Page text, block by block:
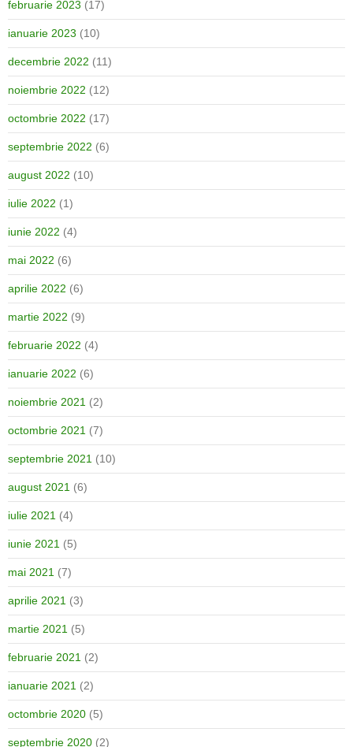
februarie 2023 (17)
ianuarie 2023 (10)
decembrie 2022 (11)
noiembrie 2022 (12)
octombrie 2022 (17)
septembrie 2022 (6)
august 2022 (10)
iulie 2022 (1)
iunie 2022 (4)
mai 2022 (6)
aprilie 2022 (6)
martie 2022 (9)
februarie 2022 (4)
ianuarie 2022 (6)
noiembrie 2021 (2)
octombrie 2021 (7)
septembrie 2021 (10)
august 2021 (6)
iulie 2021 (4)
iunie 2021 (5)
mai 2021 (7)
aprilie 2021 (3)
martie 2021 (5)
februarie 2021 (2)
ianuarie 2021 (2)
octombrie 2020 (5)
septembrie 2020 (2)